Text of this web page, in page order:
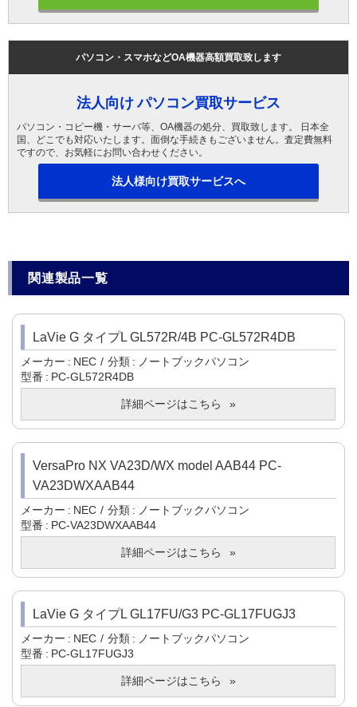
パソコン・スマホなどOA機器高額買取致します
法人向け パソコン買取サービス
パソコン・コピー機・サーバ等、OA機器の処分、買取致します。 日本全
国、どこでも対応いたします。面倒な手続きもございません。査定費無料
ですので、お気軽にお問い合わせください。
法人様向け買取サービスへ
関連製品一覧
LaVie G タイプL GL572R/4B PC-GL572R4DB
メーカー NEC 分類
ノートブックパソコン
型番
PC-GL572R4DB
詳細ページはこちら
VersaPro NX VA23D/WX model AAB44 PC-
VA23DWXAAB44
メーカー NEC 分類
ノートブックパソコン
型番
PC-VA23DWXAAB44
詳細ページはこちら
LaVie G タイプL GL17FU/G3 PC-GL17FUGJ3
メーカー NEC 分類
ノートブックパソコン
型番
PC-GL17FUGJ3
詳細ページはこちら